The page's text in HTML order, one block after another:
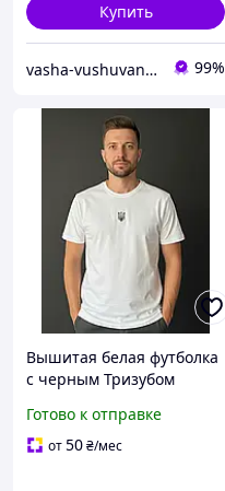
Купить
vasha-vushuvanka 99%
Вышитая белая футболка
с черным Тризубом
Готово к отправке
от50₴/мес